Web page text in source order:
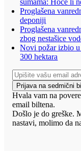
šumama: Hoće li
Proglašena
deponiji
Proglašena
zbog nestašice
Novi požar izbio u
300 hektara
Prijava na sedmični
Hvala vam na
email biltena.
Došlo je do greške.
nastavi, molimo da